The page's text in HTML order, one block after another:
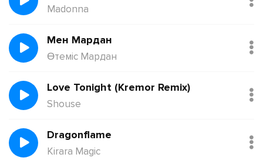
Madonna
Мен Мардан
Өтеміс Мардан
Love Tonight (Kremor Remix)
Shouse
Dragonflame
Kirara Magic